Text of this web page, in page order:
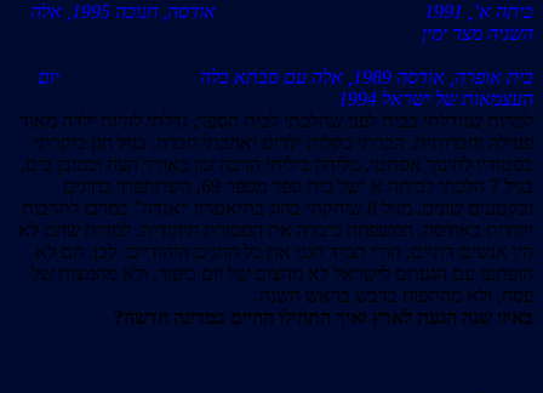
כיתה א’, 1991 אודסה, חנוכה 1995, אלה
השניה מצד ימין
ב
ית אופרה, אודסה 1989, אלה עם סבתא בלה יום
העצמאות של ישראל 1994
למרות שגודלתי בבית לפני שהלכתי לבית הספר, גדלתי להיות ילדה מאוד
פעילה וחברותית. הכרתי בקלות ילדים ואהבתי חברה. בגיל הגן ביקרתי
בסטודיו לחינוך אסתטי, מלידה ביליתי הרבה זמן באוויר הצח וכמובן בים.
בגיל 7 הלכתי לכיתה א ‘של בית ספר מספר 69, השתתפתי בחוגים
ובקטעים שונים. מגיל 8 שיחקתי בחוג בתיאטרון “אגדה” במרכז לתרבות
יהודית באודסה. המשפחה כיבדה את המסורת היהודית. למרות שהם לא
היו אנשים דתיים, הורי תמיד חגגו את כל החגים היהודיים. לכן, הם לא
הופתעו עם הגעתם לישראל לא מהצום של יום כיפור, ולא מהמצות של
פסח, ולא מהתפוח בדבש בראש השנה.
באיזו שנה הגעת לארץ ואיך התחילו החיים במדינה חדשה?